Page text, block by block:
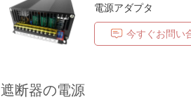
電源アダプタ
今すぐお問い
遮断器の電源